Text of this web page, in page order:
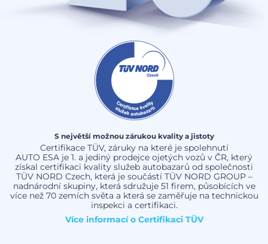
S největší možnou zárukou kvality a jistoty
Certifikace TÜV, záruky na které je spolehnutí
AUTO ESA je 1. a jediný prodejce ojetých vozů v ČR, který
získal certifikaci kvality služeb autobazarů od společnosti
TÜV NORD Czech, která je součástí TÜV NORD GROUP –
nadnárodní skupiny, která sdružuje 51 firem, působících ve
více než 70 zemích světa a která se zaměřuje na technickou
inspekci a certifikaci.
Více informací o Certifikaci TÜV